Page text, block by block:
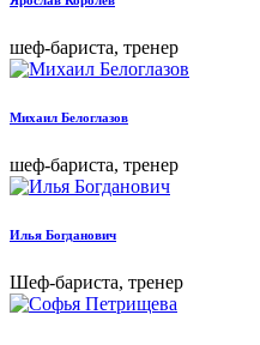
шеф-бариста, тренер
Михаил Белоглазов
шеф-бариста, тренер
Илья Богданович
Шеф-бариста, тренер